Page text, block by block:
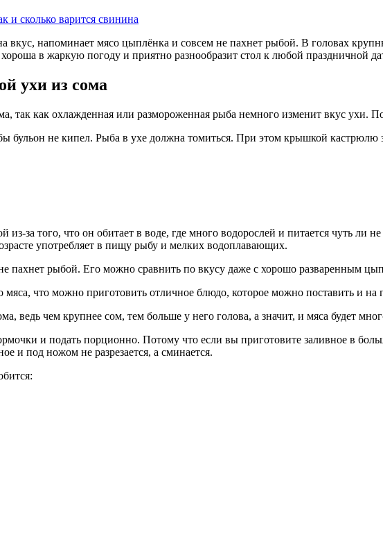
и сколько варится свинина
вкус, напоминает мясо цыплёнка и совсем не пахнет рыбой. В головах
в жаркую погоду и приятно разнообразит стол к любой праздничной
ухи из сома
так как охлажденная или размороженная рыба немного изменит вкус ухи.
бульон не кипел. Рыба в ухе должна томиться. При этом крышкой кастрюлю
из-за того, что он обитает в воде, где много водорослей и питается чуть
употребляет в пищу рыбу и мелких водоплавающих.
пахнет рыбой. Его можно сравнить по вкусу даже с хорошо разваренным
что можно приготовить отличное блюдо, которое можно поставить и
ведь чем крупнее сом, тем больше у него голова, а значит, и мяса будет
и подать порционно. Потому что если вы приготовите заливное в
и под ножом не разрезается, а сминается.